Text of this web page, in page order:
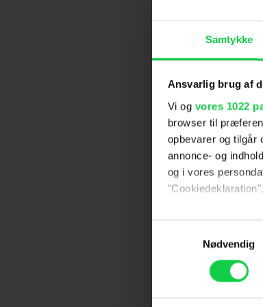
Samtykke
Ansvarlig brug af
Vi og vores 1022
browser til
opbevarer og tilgår
annonce- og
og i vores
Hvis du tillader
Indsamle
Dine valg
Nødvendig